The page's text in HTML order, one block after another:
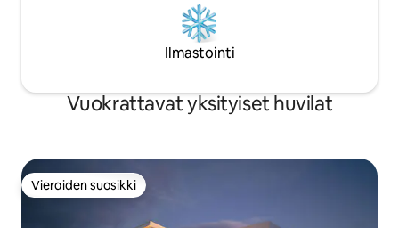
Ilmastointi
Vuokrattavat yksityiset huvilat
Vieraiden suosikki
Vieraiden suosikki